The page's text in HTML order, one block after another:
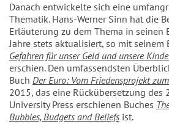
Danach entwickelte sich eine
Thematik. Hans-Werner Sinn hat die
Erläuterung zu dem Thema in seinen
Jahre stets aktualisiert, so mit seinem
Gefahren für unser Geld und unsere
erschien. Den umfassendsten
Buch Der Euro: Vom Friedensprojekt
2015, das eine Rückübersetzung des
University Press erschienen Buches
Bubbles, Budgets and Beliefs ist.